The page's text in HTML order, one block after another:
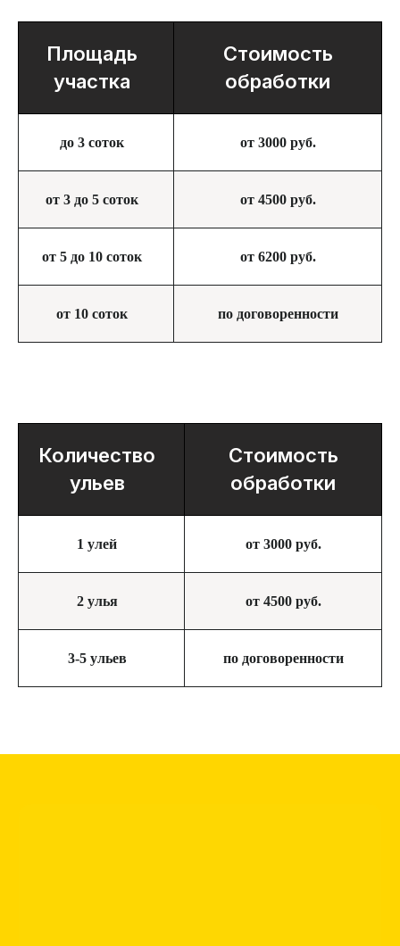
Площадь
участка
Стоимость
обработки
до 3 соток от 3000 руб.
от 3 до 5 соток от 4500 руб.
от 5 до 10 соток от 6200 руб.
от 10 соток по договоренности
Количество
ульев
Стоимость
обработки
1 улей от 3000 руб.
2 улья от 4500 руб.
3-5 ульев по договоренности
Я подтверждаю ознакомление и даю
Согласие
на обработку моих персональных данных
в порядке
и на условиях, указанных в
персональных данных
ЗАКАЗАТЬ ОБРАБОТКУ